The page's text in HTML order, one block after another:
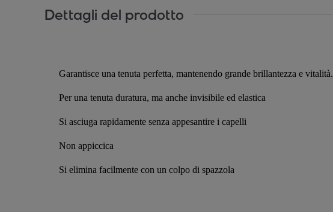
Dettagli del prodotto
Garantisce una tenuta perfetta, mantenendo grande brillantezza e vitalità.
Per una tenuta duratura, ma anche invisibile ed elastica
Si asciuga rapidamente senza appesantire i capelli
Non appiccica
Si elimina facilmente con un colpo di spazzola